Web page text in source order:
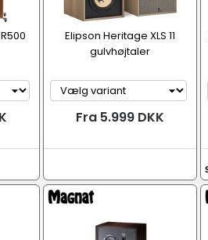
Elipson Heritage XLS 11
gulvhøjtaler
Fra 5.999 DKK